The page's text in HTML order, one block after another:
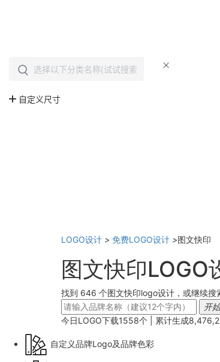
LOGO设计 > 免费LOGO设计 >图文快印
图文快印LOGO
找到 646 个图文快印logo设计，或继续搜
开
今日LOGO下载1558个 | 累计生成
自定义品牌Logo及品牌色彩